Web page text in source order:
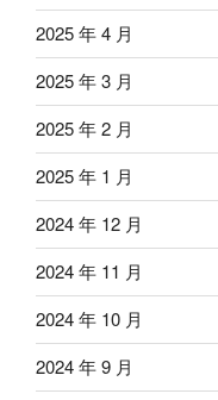
2025 年 4 月
2025 年 3 月
2025 年 2 月
2025 年 1 月
2024 年 12 月
2024 年 11 月
2024 年 10 月
2024 年 9 月